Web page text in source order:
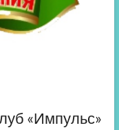
«Импульс»